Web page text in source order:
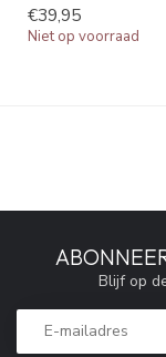
€39,95
Niet op voorraad
Blijf op